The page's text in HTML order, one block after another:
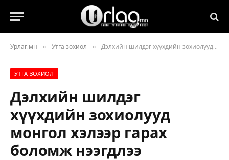
Урлаг.мн » Утга зохиол » Дэлхийн шилдэг хүүхдийн зохиолууд монгол хэлээр гарах боломж нээгдлээ
УТГА ЗОХИОЛ
Дэлхийн шилдэг
хүүхдийн зохиолууд
монгол хэлээр гарах
боломж нээгдлээ